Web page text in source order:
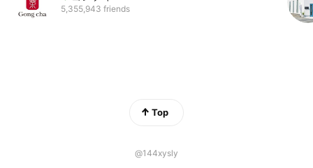
5,355,943 friends
Top
@144xysly